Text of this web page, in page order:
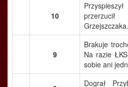
10
9
Brakuje
Na razie
sobie ani
Dograł